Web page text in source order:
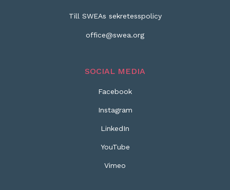
Till SWEAs sekretesspolicy
office@swea.org
SOCIAL MEDIA
Facebook
Instagram
LinkedIn
YouTube
Vimeo